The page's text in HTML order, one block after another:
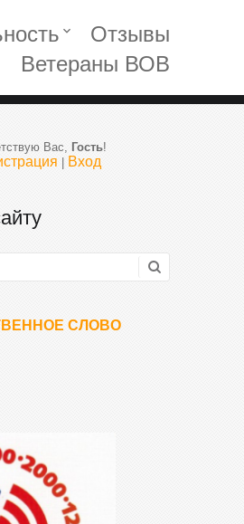
keyboard_arrow_down
Отзывы
Ветераны ВОВ
Вас, Гость!
Вход
СЛОВО